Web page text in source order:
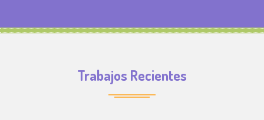
Trabajos Recientes